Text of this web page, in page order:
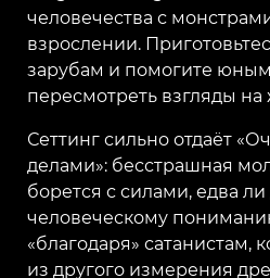
человечества с
взрослении.
зарубам и помогите
пересмотреть взгляды на
Сеттинг сильно отдаёт
делами»: бесстрашная
борется с силами, едва
человеческому
«благодаря» сатанистам,
из другого измерения